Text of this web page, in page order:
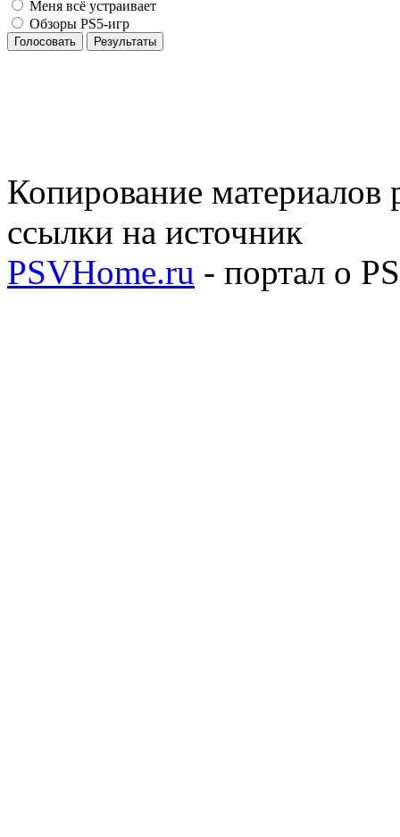
Меня всё устраивает
Обзоры PS5-игр
Голосовать Результаты
Копирование материалов
ссылки на источник
PSVHome.ru - портал о